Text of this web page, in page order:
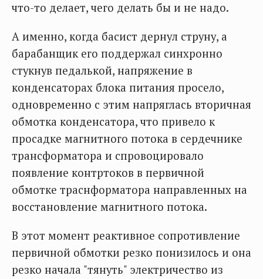
что-то делает, чего делать бы и не надо.
А именно, когда басист дернул струну, а
барабанщик его поддержал синхронно
стукнув педалькой, напряжение в
конденсаторах блока питания просело,
одновременно с этим напряглась вторичная
обмотка конденсатора, что привело к
просадке магнитного потока в сердечнике
трансформатора и спровоцировало
появление контртоков в первичной
обмотке траснформатора направленных на
восстановление магнитного потока.
В этот момент реактивное сопротивление
первичной обмотки резко понизилось и она
резко начала "тянуть" электричество из